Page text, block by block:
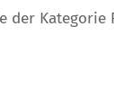
der Kategorie